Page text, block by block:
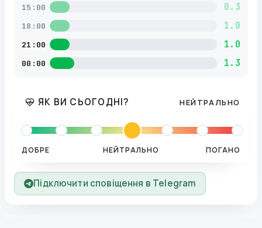
15:00 0.3
18:00 1.0
21:00 1.0
00:00 1.3
ЯК ВИ СЬОГОДНІ? НЕЙТРАЛЬНО
ДОБРЕ НЕЙТРАЛЬНО ПОГАНО
Підключити сповіщення в Telegram